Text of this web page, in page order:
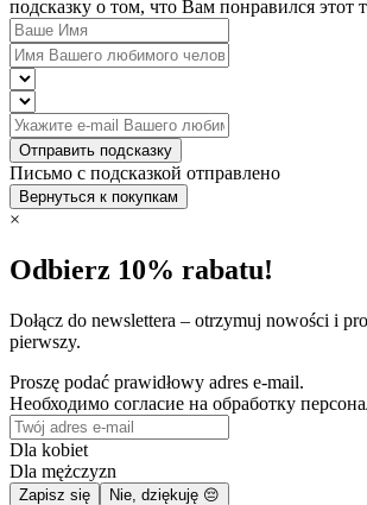
подсказку о том, что Вам понравился этот
Отправить подсказку
Письмо с подсказкой отправлено
Вернуться к покупкам
×
Odbierz 10% rabatu!
Dołącz do newslettera – otrzymuj nowości i
pierwszy.
Proszę podać prawidłowy adres e-mail.
Необходимо согласие на обработку
Dla kobiet
Dla mężczyzn
Zapisz się Nie, dziękuję 😔